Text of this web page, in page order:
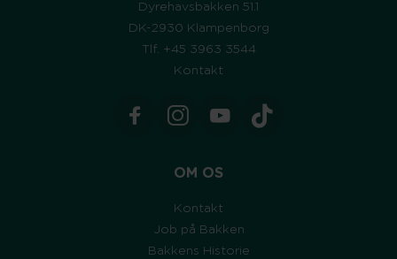
Dyrehavsbakken 51.1
DK-2930 Klampenborg
Tlf. +45 3963 3544
Kontakt
OM OS
Kontakt
Job på Bakken
Bakkens Historie